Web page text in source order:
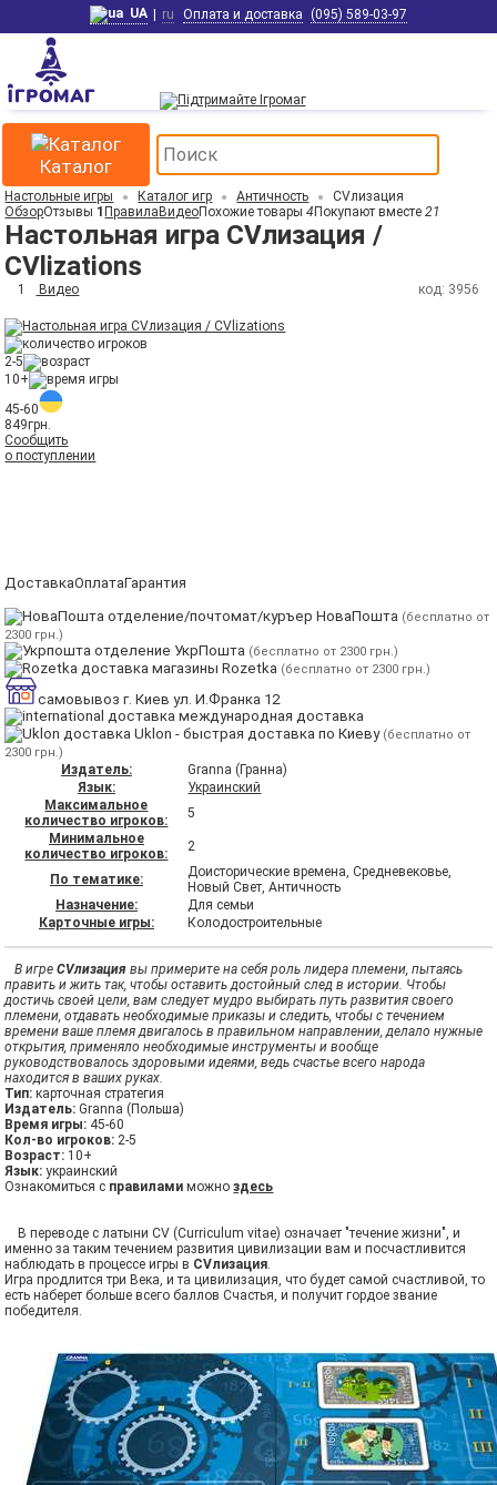
UA | ru Оплата и доставка (095) 589-03-97
Каталог
Настольные игры Каталог игр Античность
CVлизация
ОбзорОтзывы 1 Правила ВидеоПохожие товары4 Покупают вместе21
Настольная игра CVлизация /
CVlizations
1 Видео код: 3956
2-5
10+
45-60
849грн.
Сообщить
о поступлении
ДоставкаОплатаГарантия
отделение/почтомат/куръер НоваПошта (бесплатно от
2300 грн.)
отделение УкрПошта (бесплатно от 2300 грн.)
магазины Rozetka (бесплатно от 2300 грн.)
самовывоз г. Киев ул. И.Франка 12
международная доставка
Uklon - быстрая доставка по Киеву (бесплатно от
2300 грн.)
Издатель:
Granna (Гранна)
Язык:
Украинский
Максимальное
количество игроков:
5
Минимальное
количество игроков:
2
По тематике:
Доисторические времена, Средневековье,
Новый Свет, Античность
Назначение:
Для семьи
Карточные игры:
Колодостроительные
В игреCVлизация вы примерите на себя роль лидера племени, пытаясь
править и жить так, чтобы оставить достойный след в истории. Чтобы
достичь своей цели, вам следует мудро выбирать путь развития своего
племени, отдавать необходимые приказы и следить, чтобы с течением
времени ваше племя двигалось в правильном направлении, делало нужные
открытия, применяло необходимые инструменты и вообще
руководствовалось здоровыми идеями, ведь счастье всего народа
находится в ваших руках.
Тип:карточная стратегия
Издатель:Granna (Польша)
Время игры: 45-60
Кол-во игроков: 2-5
Возраст: 10+
Язык:украинский
Ознакомиться с правилами можноздесь
В переводе с латыни CV (Curriculum vitae) означает "течение жизни", и
именно за таким течением развития цивилизации вам и посчастливится
наблюдать в процессе игры в CVлизация.
Игра продлится три Века, и та цивилизация, что будет самой счастливой, то
есть наберет больше всего баллов Счастья, и получит гордое звание
победителя.